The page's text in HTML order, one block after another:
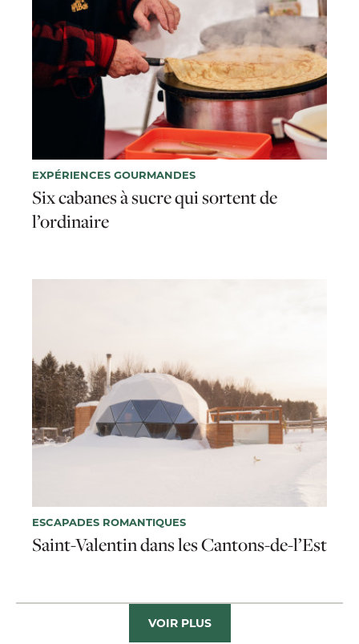
EXPÉRIENCES GOURMANDES
Six cabanes à sucre qui sortent de
l’ordinaire
ESCAPADES ROMANTIQUES
Saint-Valentin dans les Cantons-de-l’Est
VOIR PLUS